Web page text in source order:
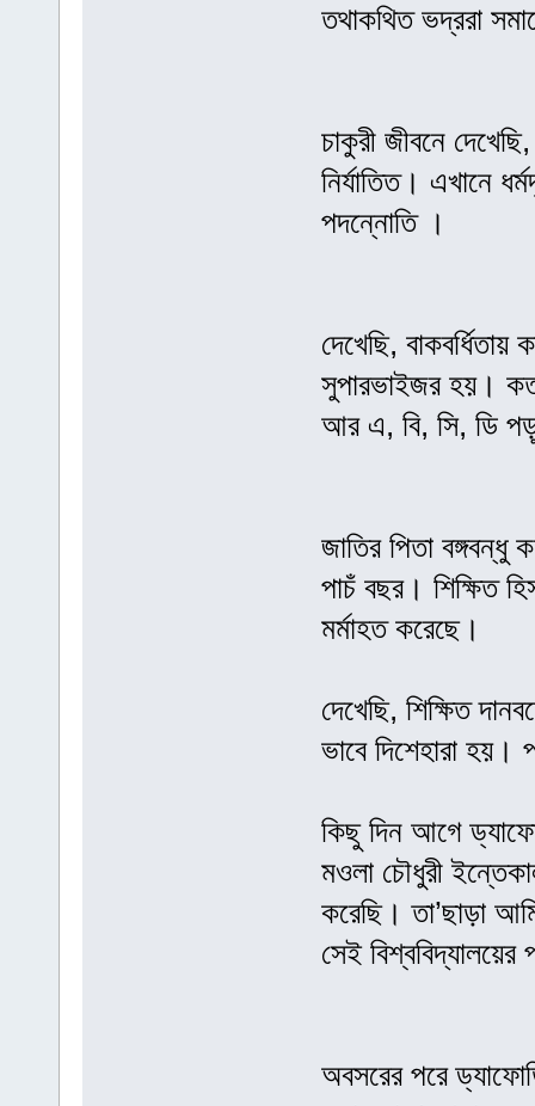
তথাকথিত ভদ্ররা
চাকুরী জীবনে
নির্যাতিত। এখানে
পদন্নোতি ।
দেখেছি,
সুপারভাইজর হয়। কত
আর এ, বি, সি, ডি
জাতির পিতা বঙ্গবন্ধু
পাচঁ বছর। শিক্ষিত
মর্মাহত করেছে।
দেখেছি, শিক্ষিত
ভাবে দিশেহারা
কিছু দিন আগে
মওলা চৌধুরী
করেছি। তা’ছাড়া
সেই
অবসরের পরে